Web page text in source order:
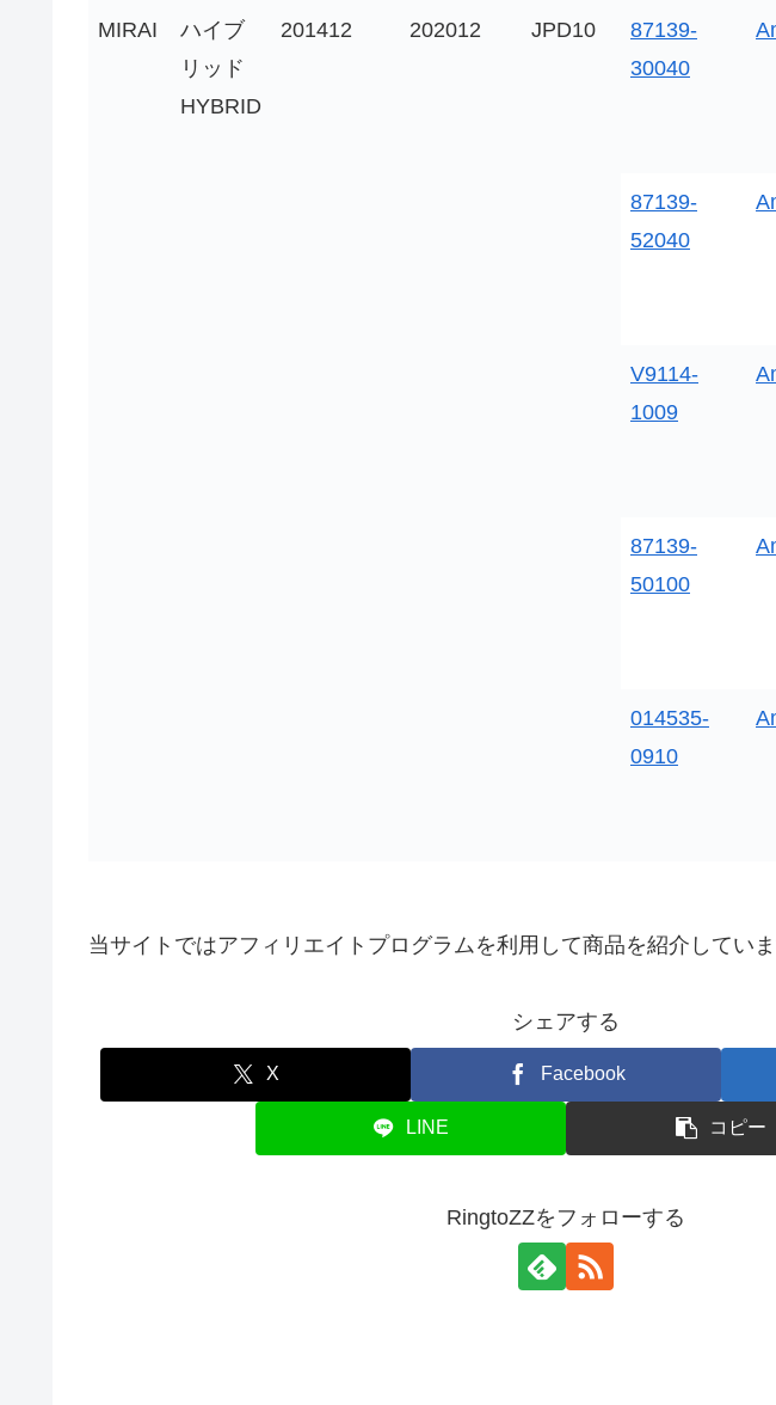
MIRAI
ハイブ
リッド
HYBRID
201412 202012 JPD10
87139-
30040
87139-
52040
V9114-
1009
87139-
50100
014535-
0910
当サイトではアフィリエイトプログラムを利用して商品を紹介していま
シェアする
X Facebook
LINE コピー
RingtoZZをフォローする